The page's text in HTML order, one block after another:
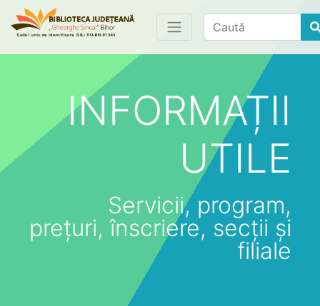
Find
INFORMAȚII
UTILE
Servicii, program,
prețuri, înscriere, secții și
filiale